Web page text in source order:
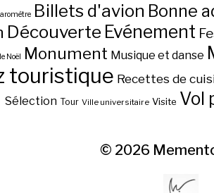
Billets d'avion Bonne
Découverte Evénement
Noël Monument Musique et danse
touristique Recettes de
Sélection Tour Ville universitaire Visite Vol
© 2026